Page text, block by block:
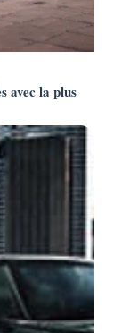
avec la plus